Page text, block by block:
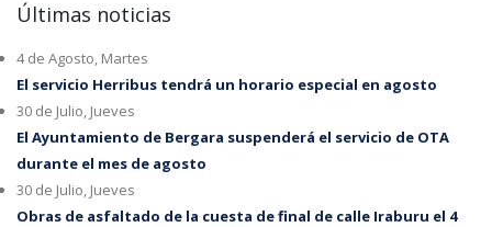
Últimas noticias
4 de Agosto, Martes
El servicio Herribus tendrá un horario especial en agosto
30 de Julio, Jueves
El Ayuntamiento de Bergara suspenderá el servicio de OTA
durante el mes de agosto
30 de Julio, Jueves
Obras de asfaltado de la cuesta de final de calle Iraburu el 4